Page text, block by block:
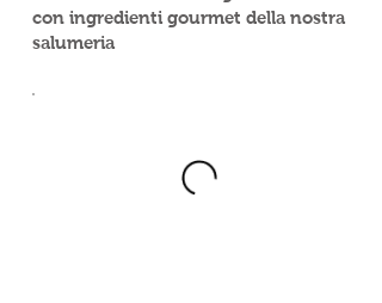
con ingredienti gourmet della nostra
salumeria